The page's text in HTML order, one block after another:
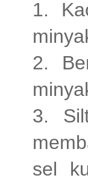
1.
2.
3.
sel